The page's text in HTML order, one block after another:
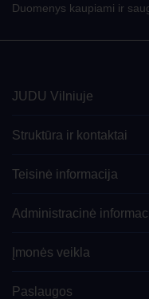
Duomenys kaupiami ir
JUDU Vilniuje
Struktūra ir kontaktai
Teisinė informacija
Administracinė
Įmonės veikla
Paslaugos